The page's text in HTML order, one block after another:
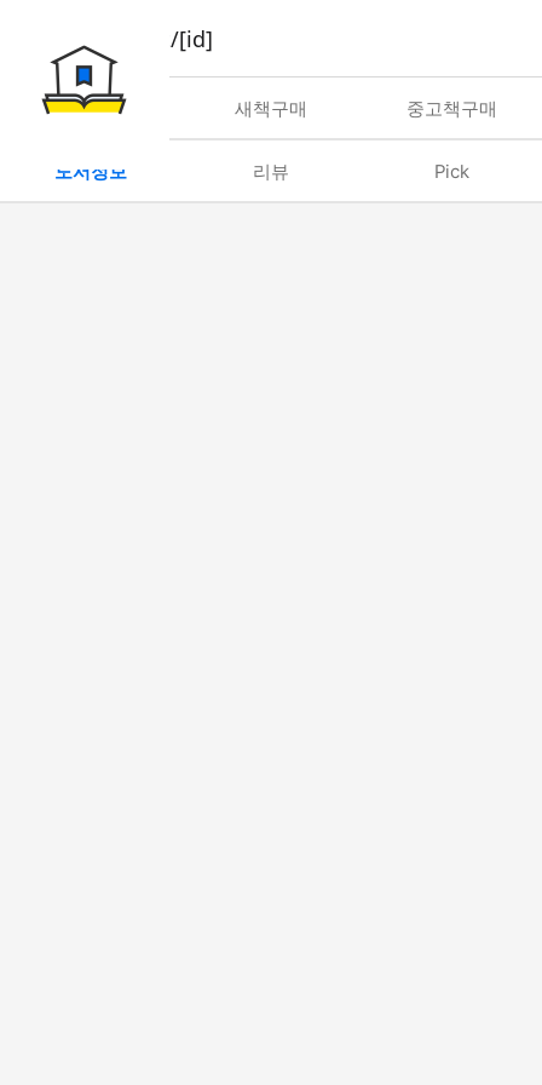
book/rent/[id]
대여 새책구매 중고책구매
도서정보 리뷰 Pick